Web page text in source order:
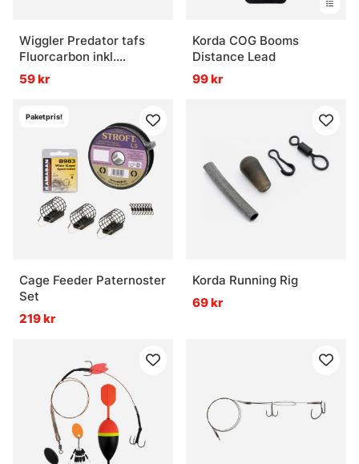
Wiggler Predator tafs
Fluorcarbon inkl.
gamakatsu krok TR13 stl.
8 20lbs
59 kr
Korda COG Booms
Distance Lead
99 kr
Paketpris!
Cage Feeder Paternoster
Set
219 kr
Korda Running Rig
69 kr